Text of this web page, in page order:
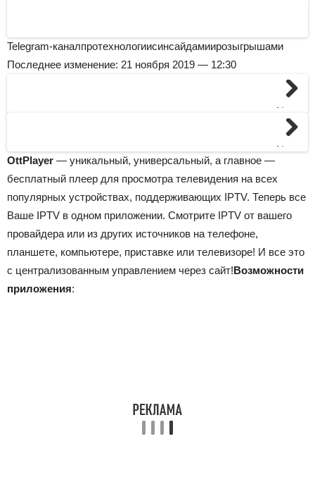
Telegram-каналпротехнологиисинсайдамиирозыгрышами
Последнее изменение: 21 ноября 2019 — 12:30
Next
Next
OttPlayer — уникальный, универсальный, а главное —
бесплатный плеер для просмотра телевидения на всех
популярных устройствах, поддерживающих IPTV. Теперь все
Ваше IPTV в одном приложении. Смотрите IPTV от вашего
провайдера или из других источников на телефоне,
планшете, компьютере, приставке или телевизоре! И все это
с централизованным управлением через сайт!Возможности
приложения: